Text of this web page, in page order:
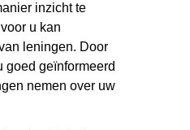
inzicht te
u kan
leningen. Door
goed geïnformeerd
nemen over uw